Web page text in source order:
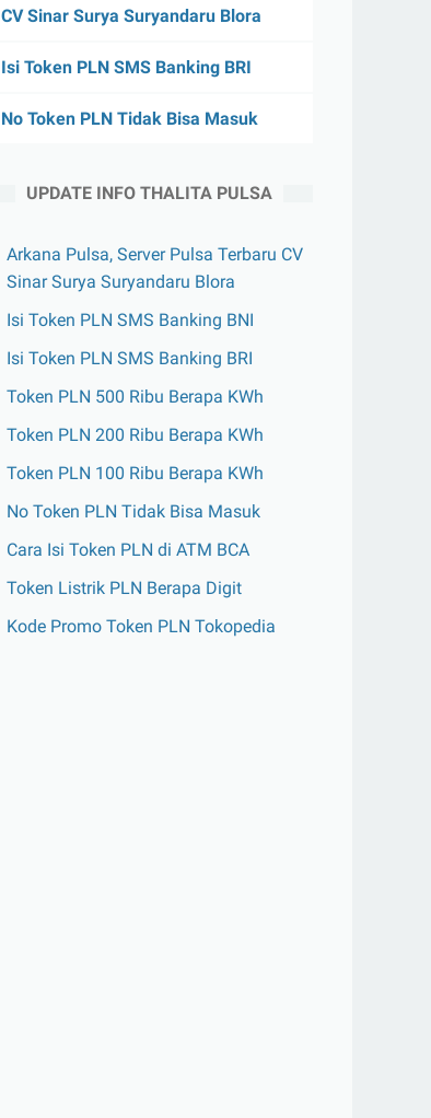
CV Sinar Surya Suryandaru Blora
Isi Token PLN SMS Banking BRI
No Token PLN Tidak Bisa Masuk
UPDATE INFO THALITA PULSA
Arkana Pulsa, Server Pulsa Terbaru CV
Sinar Surya Suryandaru Blora
Isi Token PLN SMS Banking BNI
Isi Token PLN SMS Banking BRI
Token PLN 500 Ribu Berapa KWh
Token PLN 200 Ribu Berapa KWh
Token PLN 100 Ribu Berapa KWh
No Token PLN Tidak Bisa Masuk
Cara Isi Token PLN di ATM BCA
Token Listrik PLN Berapa Digit
Kode Promo Token PLN Tokopedia